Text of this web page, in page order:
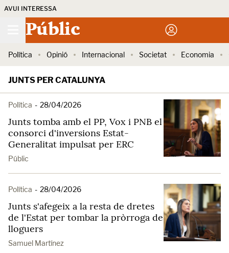
AVUI INTERESSA
Públic
Política Opinió Internacional Societat Economia
JUNTS PER CATALUNYA
Política - 28/04/2026
Junts tomba amb el PP, Vox i PNB el
consorci d'inversions Estat-
Generalitat impulsat per ERC
Públic
Política - 28/04/2026
Junts s'afegeix a la resta de dretes
de l'Estat per tombar la pròrroga de
lloguers
Samuel Martínez